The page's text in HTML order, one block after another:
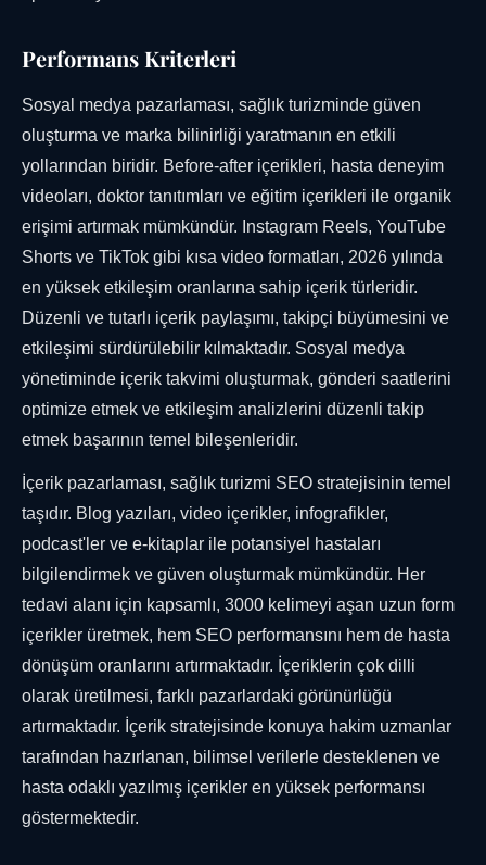
Performans Kriterleri
Sosyal medya pazarlaması, sağlık turizminde güven
oluşturma ve marka bilinirliği yaratmanın en etkili
yollarından biridir. Before-after içerikleri, hasta deneyim
videoları, doktor tanıtımları ve eğitim içerikleri ile organik
erişimi artırmak mümkündür. Instagram Reels, YouTube
Shorts ve TikTok gibi kısa video formatları, 2026 yılında
en yüksek etkileşim oranlarına sahip içerik türleridir.
Düzenli ve tutarlı içerik paylaşımı, takipçi büyümesini ve
etkileşimi sürdürülebilir kılmaktadır. Sosyal medya
yönetiminde içerik takvimi oluşturmak, gönderi saatlerini
optimize etmek ve etkileşim analizlerini düzenli takip
etmek başarının temel bileşenleridir.
İçerik pazarlaması, sağlık turizmi SEO stratejisinin temel
taşıdır. Blog yazıları, video içerikler, infografikler,
podcast'ler ve e-kitaplar ile potansiyel hastaları
bilgilendirmek ve güven oluşturmak mümkündür. Her
tedavi alanı için kapsamlı, 3000 kelimeyi aşan uzun form
içerikler üretmek, hem SEO performansını hem de hasta
dönüşüm oranlarını artırmaktadır. İçeriklerin çok dilli
olarak üretilmesi, farklı pazarlardaki görünürlüğü
artırmaktadır. İçerik stratejisinde konuya hakim uzmanlar
tarafından hazırlanan, bilimsel verilerle desteklenen ve
hasta odaklı yazılmış içerikler en yüksek performansı
göstermektedir.